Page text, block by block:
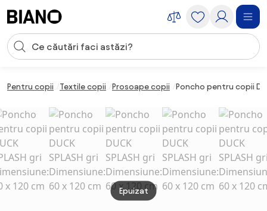
Introducerea căutării
Pentru copii Textile copii Prosoape copii Poncho pentru copii
Epuizat